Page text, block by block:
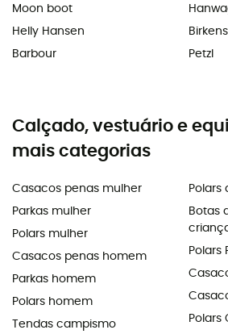
Moon boot
Helly Hansen
Barbour
Petzl
Calçado, vestuário e
mais categorias
Casacos penas mulher
Parkas mulher
Polars mulher
Casacos penas homem
Parkas homem
Polars homem
Tendas campismo
Polars
Botas
Polars
Polars